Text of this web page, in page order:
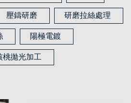
壓鑄研磨 研磨拉絲處理
陽極電鍍
桃拋光加工